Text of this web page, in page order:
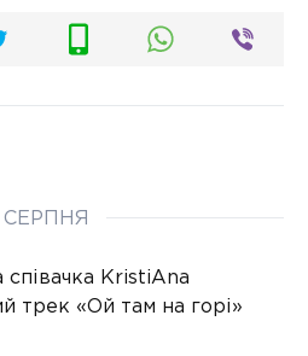
СЕРПНЯ
співачка KristiAna
трек «Ой там на горі»